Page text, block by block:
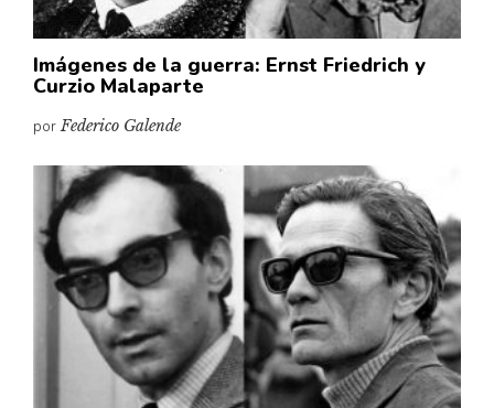
Imágenes de la guerra: Ernst Friedrich y
Curzio Malaparte
porFederico Galende